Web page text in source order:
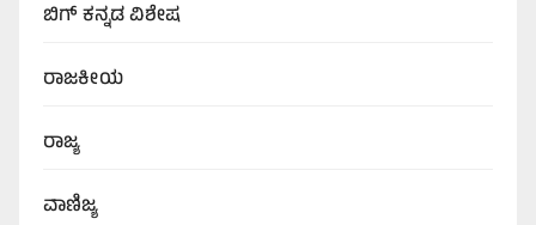
ಬಿಗ್‌ ಕನ್ನಡ ವಿಶೇಷ
ರಾಜಕೀಯ
ರಾಜ್ಯ
ವಾಣಿಜ್ಯ